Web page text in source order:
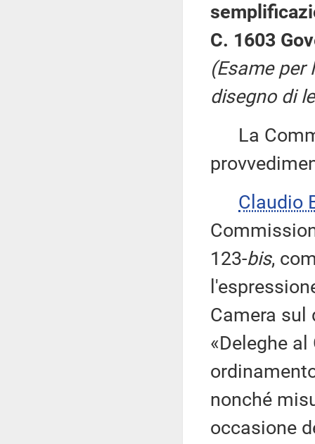
C. 1603
(Esame per
disegno di
La
Claudio
123-bis,
Camera sul
«Deleghe
nonché
occasione